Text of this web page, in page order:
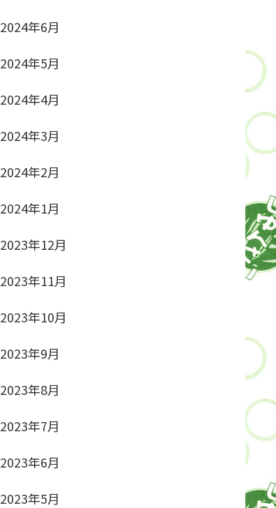
2024年6月
2024年5月
2024年4月
2024年3月
2024年2月
2024年1月
2023年12月
2023年11月
2023年10月
2023年9月
2023年8月
2023年7月
2023年6月
2023年5月